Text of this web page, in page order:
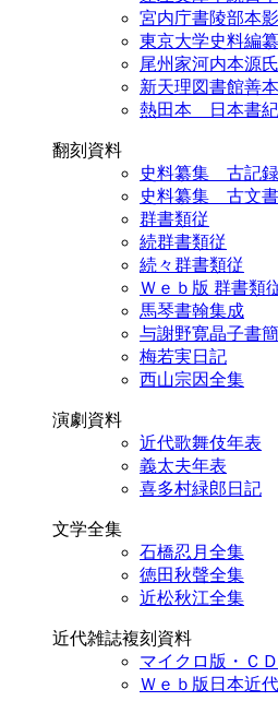
宮内庁書陵部本
東京大学史料編
尾州家河内本源
新天理図書館善
熱田本 日本書紀
翻刻資料
史料纂集 古記
史料纂集 古文
群書類従
続群書類従
続々群書類従
Ｗｅｂ版 群書類
馬琴書翰集成
与謝野寛晶子書
梅若実日記
西山宗因全集
演劇資料
近代歌舞伎年表
義太夫年表
喜多村緑郎日記
文学全集
石橋忍月全集
徳田秋聲全集
近松秋江全集
近代雑誌複刻資料
マイクロ版・Ｃ
Ｗｅｂ版日本近